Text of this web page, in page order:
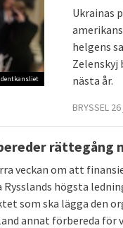
Ukrainas
helgens
Zelenskyj
nästa år.
BRYSSEL
veckan om att
Rysslands högsta
som ska lägga den
annat förbereda för